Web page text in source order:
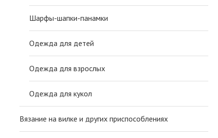
Шарфы-шапки-панамки
Одежда для детей
Одежда для взрослых
Одежда для кукол
Вязание на вилке и других приспособлениях